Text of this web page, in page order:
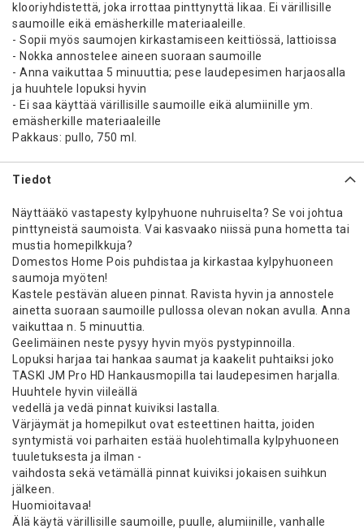
klooriyhdistettä, joka irrottaa pinttynyttä likaa. Ei värillisille
saumoille eikä emäsherkille materiaaleille.
- Sopii myös saumojen kirkastamiseen keittiössä, lattioissa
- Nokka annostelee aineen suoraan saumoille
- Anna vaikuttaa 5 minuuttia; pese laudepesimen harjaosalla
ja huuhtele lopuksi hyvin
- Ei saa käyttää värillisille saumoille eikä alumiinille ym.
emäsherkille materiaaleille
Pakkaus: pullo, 750 ml.
Tiedot
Näyttääkö vastapesty kylpyhuone nuhruiselta? Se voi johtua
pinttyneistä saumoista. Vai kasvaako niissä puna hometta tai
mustia homepilkkuja?
Domestos Home Pois puhdistaa ja kirkastaa kylpyhuoneen
saumoja myöten!
Kastele pestävän alueen pinnat. Ravista hyvin ja annostele
ainetta suoraan saumoille pullossa olevan nokan avulla. Anna
vaikuttaa n. 5 minuuttia.
Geelimäinen neste pysyy hyvin myös pystypinnoilla.
Lopuksi harjaa tai hankaa saumat ja kaakelit puhtaiksi joko
TASKI JM Pro HD Hankausmopilla tai laudepesimen harjalla.
Huuhtele hyvin viileällä
vedellä ja vedä pinnat kuiviksi lastalla.
Värjäymät ja homepilkut ovat esteettinen haitta, joiden
syntymistä voi parhaiten estää huolehtimalla kylpyhuoneen
tuuletuksesta ja ilman -
vaihdosta sekä vetämällä pinnat kuiviksi jokaisen suihkun
jälkeen.
Huomioitavaa!
Älä käytä värillisille saumoille, puulle, alumiinille, vanhalle